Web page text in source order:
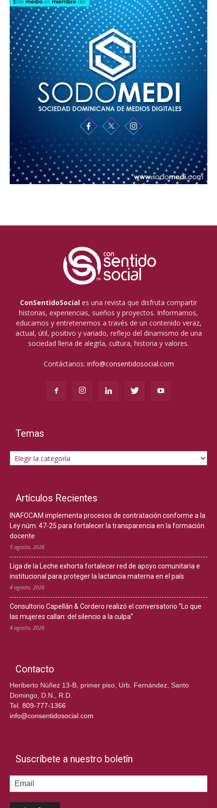
ConSentidoSocial es una revista que disfruta compartir
historias, experiencias, sueños y proyectos. Informamos,
educamos y entretenemos a través de un contenido veraz,
actual, útil, positivo y variado, reflejo del dinamismo de una
sociedad llena de alegría, cultura, historia y valores.
Contáctanos: info@consentidosocial.com
Temas
Temas
Artículos Recientes
INAFOCAM implementa procesos de contratación conforme a la
Ley núm. 47-25 para fortalecer la transparencia en la formación
docente
5 agosto, 2026
Liga de la Leche exhorta fortalecer red de apoyo comunitaria e
institucional para proteger la lactancia materna en el país
4 agosto, 2026
Consultorio Capellán & Cordero realizó el conversatorio “Lo que
las mujeres callan: del silencio a la culpa”
4 agosto, 2026
Contacto
Heriberto Núñez 13-B, primer piso, Urb. Fernández, Santo
Domingo, D.N., R.D.
Tel. 809-777-1366
info@consentidosocial.com
Suscríbete a nuestro boletín